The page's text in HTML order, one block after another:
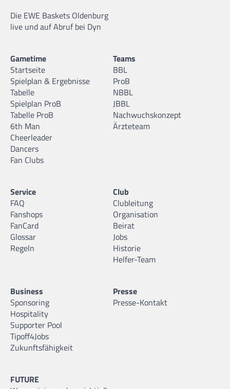
Die EWE Baskets Oldenburg
live und auf Abruf bei Dyn
Gametime
Startseite
Spielplan & Ergebnisse
Tabelle
Spielplan ProB
Tabelle ProB
6th Man
Cheerleader
Dancers
Fan Clubs
Teams
BBL
ProB
NBBL
JBBL
Nachwuchskonzept
Ärzteteam
Service
FAQ
Fanshops
FanCard
Glossar
Regeln
Club
Clubleitung
Organisation
Beirat
Jobs
Historie
Helfer-Team
Business
Sponsoring
Hospitality
Supporter Pool
Tipoff4Jobs
Zukunftsfähigkeit
Presse
Presse-Kontakt
FUTURE